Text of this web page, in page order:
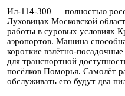
Ил-114-300 — полностью
Луховицах Московской
работы в суровых условиях
аэропортов. Машина
короткие взлётно-
для транспортной
посёлков Поморья. Самолёт
обслуживать его будут два